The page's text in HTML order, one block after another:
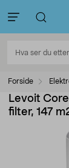
Forside
Levoit
filter, 147